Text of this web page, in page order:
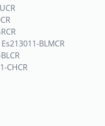
Es213011-BLMCR
CHCR